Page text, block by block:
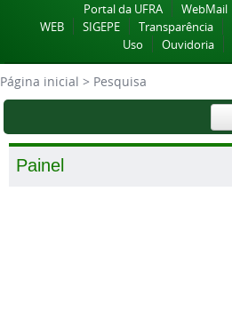
Portal da UFRA WebMail
WEB
SIGEPE Transparência
Uso
Ouvidoria
Página inicial > Pesquisa
Painel